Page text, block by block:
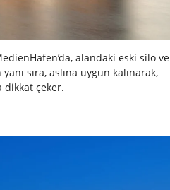
alandaki eski silo ve
sıra, aslına uygun kalınarak,
dikkat çeker.